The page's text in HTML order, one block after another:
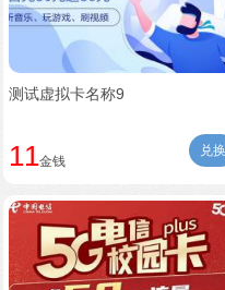
测试虚拟卡名称9
兑换
11金钱